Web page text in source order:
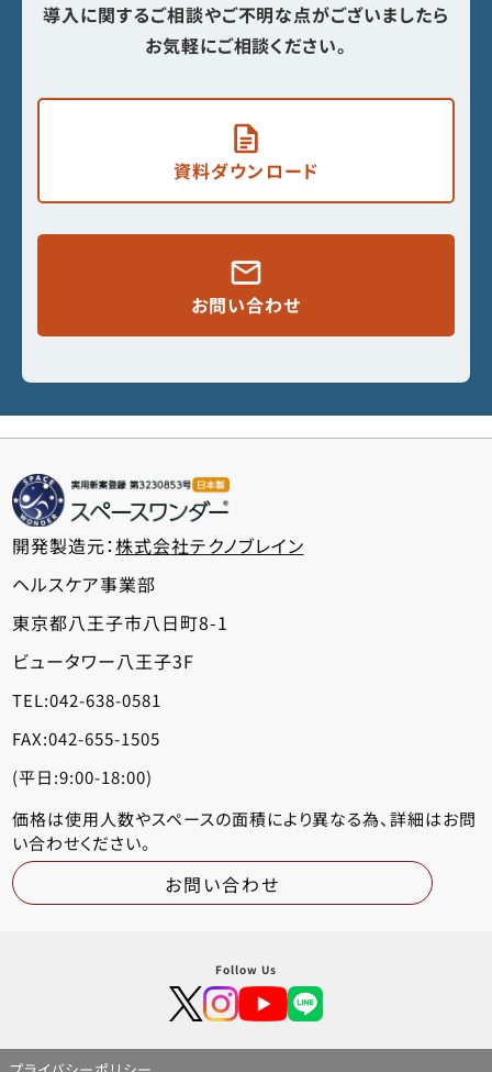
導入に関するご相談やご不明な点がございましたら
お気軽にご相談ください。
資料ダウンロード
お問い合わせ
開発製造元：株式会社テクノブレイン
ヘルスケア事業部
東京都八王子市八日町8-1
ビュータワー八王子3F
TEL:042-638-0581
FAX:042-655-1505
(平日:9:00-18:00)
価格は使用人数やスペースの面積により異なる為、詳細はお問
い合わせください。
お問い合わせ
Follow Us